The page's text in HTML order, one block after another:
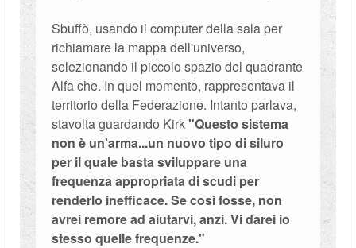
Sbuffò, usando il computer della sala per
richiamare la mappa dell'universo,
selezionando il piccolo spazio del quadrante
Alfa che. In quel momento, rappresentava il
territorio della Federazione. Intanto parlava,
stavolta guardando Kirk"Questo sistema
non è un'arma...un nuovo tipo di siluro
per il quale basta sviluppare una
frequenza appropriata di scudi per
renderlo inefficace. Se così fosse, non
avrei remore ad aiutarvi, anzi. Vi darei io
stesso quelle frequenze."